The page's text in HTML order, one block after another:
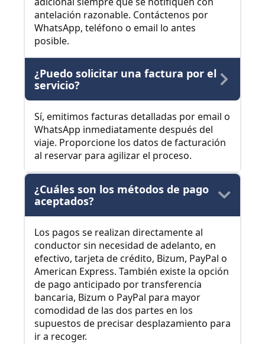
antelación razonable. Contáctenos por
WhatsApp, teléfono o email lo antes
posible.
¿Puedo solicitar una factura por el
servicio?
Sí, emitimos facturas detalladas por email o
WhatsApp inmediatamente después del
viaje. Proporcione los datos de facturación
al reservar para agilizar el proceso.
¿Cuáles son los métodos de pago
aceptados?
Los pagos se realizan directamente al
conductor sin necesidad de adelanto, en
efectivo, tarjeta de crédito, Bizum, PayPal o
American Express. También existe la opción
de pago anticipado por transferencia
bancaria, Bizum o PayPal para mayor
comodidad de las dos partes en los
supuestos de precisar desplazamiento para
ir a recoger.